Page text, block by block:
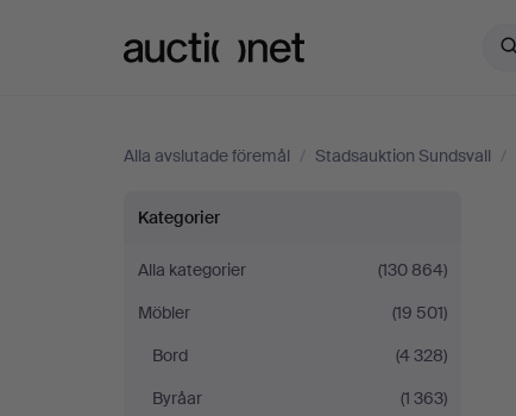
Alla avslutade föremål / Stadsauktion Sundsvall /
Fåtöljer
&
Stolar
på
Kategorier
Alla kategorier
(130 864)
Möbler
(19 501)
Bord
(4 328)
Byråar
(1 363)